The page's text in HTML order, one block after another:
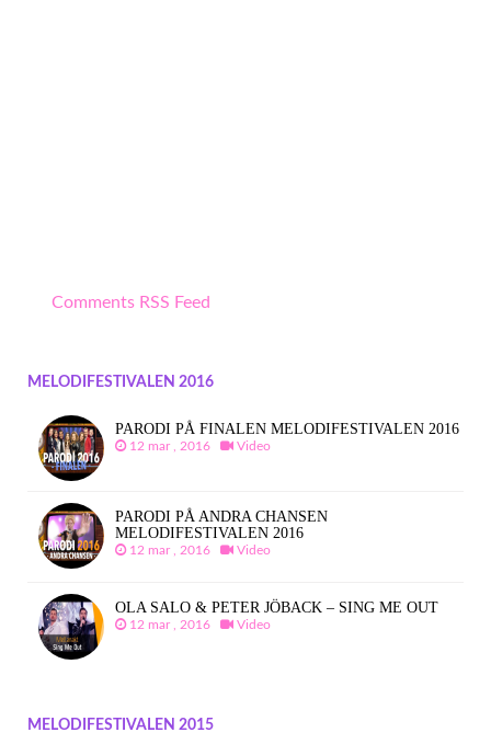
Comments RSS Feed
MELODIFESTIVALEN 2016
PARODI PÅ FINALEN MELODIFESTIVALEN 2016
12 mar , 2016 Video
PARODI PÅ ANDRA CHANSEN
MELODIFESTIVALEN 2016
12 mar , 2016 Video
OLA SALO & PETER JÖBACK – SING ME OUT
12 mar , 2016 Video
MELODIFESTIVALEN 2015